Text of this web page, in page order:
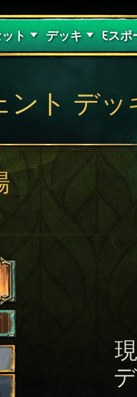
ット
縛
デッキ
デッキガイド
Eスポ
ント デッ